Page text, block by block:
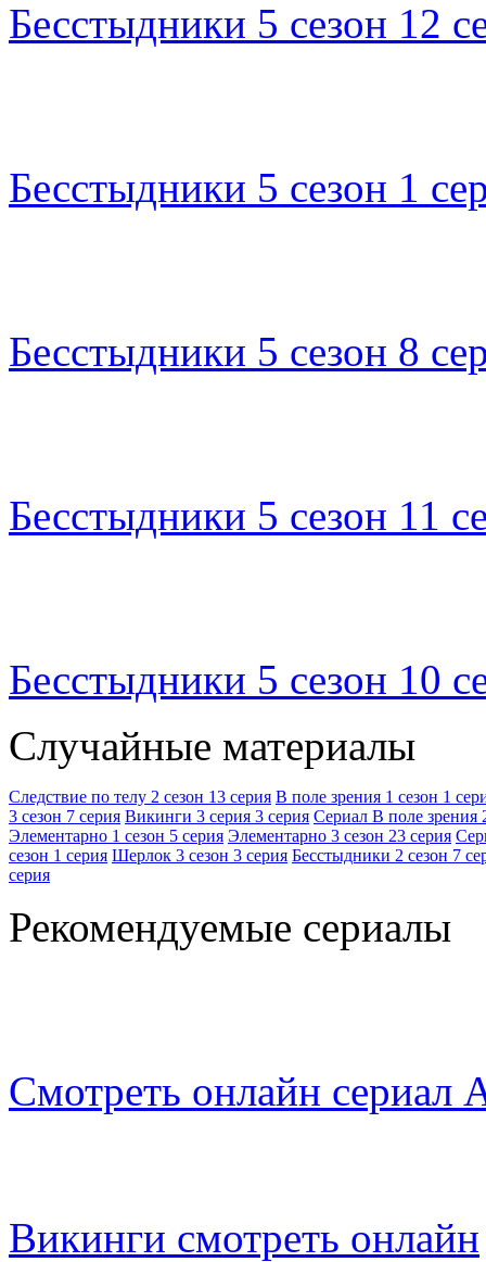
Бесстыдники 5 сезон 12
Бесстыдники 5 сезон 1
Бесстыдники 5 сезон 8
Бесстыдники 5 сезон 11
Бесстыдники 5 сезон 10
Случайные материалы
Следствие по телу 2 сезон 13 серия В поле зрения 1 сезон 1
3 сезон 7 серия Викинги 3 серия 3 серия Сериал В поле зрения
Элементарно 1 сезон 5 серия Элементарно 3 сезон 23 серия
сезон 1 серия Шерлок 3 сезон 3 серия Бесстыдники 2 сезон 7
серия
Рекомендуемые сериалы
Смотреть онлайн сериал
Викинги смотреть онлайн